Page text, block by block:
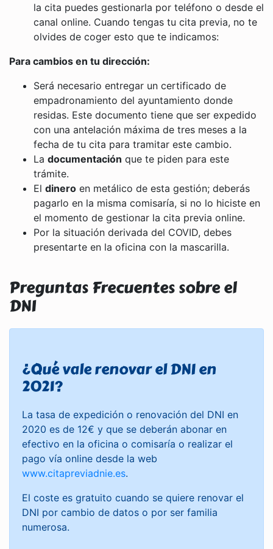
la cita puedes gestionarla por teléfono o desde el
canal online. Cuando tengas tu cita previa, no te
olvides de coger esto que te indicamos:
Para cambios en tu dirección:
Será necesario entregar un certificado de
empadronamiento del ayuntamiento donde
residas. Este documento tiene que ser expedido
con una antelación máxima de tres meses a la
fecha de tu cita para tramitar este cambio.
La documentación que te piden para este
trámite.
El dinero en metálico de esta gestión; deberás
pagarlo en la misma comisaría, si no lo hiciste en
el momento de gestionar la cita previa online.
Por la situación derivada del COVID, debes
presentarte en la oficina con la mascarilla.
Preguntas Frecuentes sobre el
DNI
¿Qué vale renovar el DNI en
2021?
La tasa de expedición o renovación del DNI en
2020 es de 12€ y que se deberán abonar en
efectivo en la oficina o comisaría o realizar el
pago vía online desde la web
www.citapreviadnie.es.
El coste es gratuito cuando se quiere renovar el
DNI por cambio de datos o por ser familia
numerosa.